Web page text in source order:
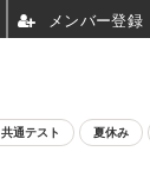
共通テスト 夏休み